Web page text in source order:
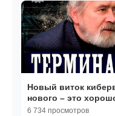
Новый виток
нового – это
Масалович
6 734 просмотров